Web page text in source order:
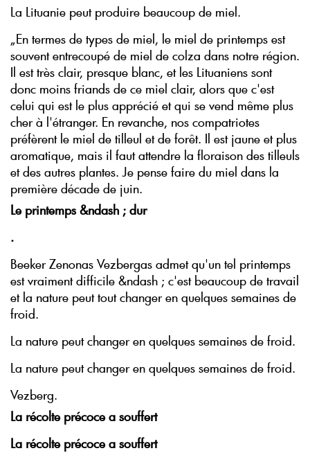
La Lituanie peut produire beaucoup de miel.
„En termes de types de miel, le miel de printemps est
souvent entrecoupé de miel de colza dans notre région.
Il est très clair, presque blanc, et les Lituaniens sont
donc moins friands de ce miel clair, alors que c'est
celui qui est le plus apprécié et qui se vend même plus
cher à l'étranger. En revanche, nos compatriotes
préfèrent le miel de tilleul et de forêt. Il est jaune et plus
aromatique, mais il faut attendre la floraison des tilleuls
et des autres plantes. Je pense faire du miel dans la
première décade de juin.
Le printemps &ndash ; dur
.
Beeker Zenonas Vezbergas admet qu'un tel printemps
est vraiment difficile &ndash ; c'est beaucoup de travail
et la nature peut tout changer en quelques semaines de
froid.
La nature peut changer en quelques semaines de froid.
La nature peut changer en quelques semaines de froid.
Vezberg.
La récolte précoce a souffert
La récolte précoce a souffert